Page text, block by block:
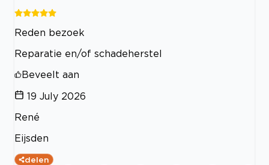
Reden bezoek
Reparatie en/of schadeherstel
Beveelt aan
19 July 2026
René
Eijsden
delen